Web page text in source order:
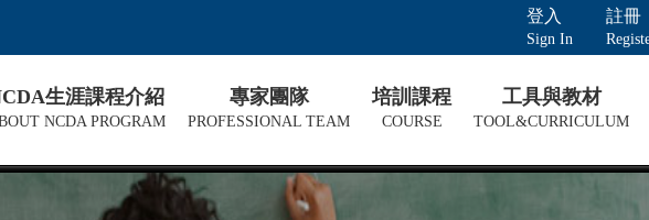
登入
Sign In
註冊
生涯課程介紹
NCDA PROGRAM
專家團隊
PROFESSIONAL TEAM
培訓課程
COURSE
工具與教材
TOOL&CURRICULUM